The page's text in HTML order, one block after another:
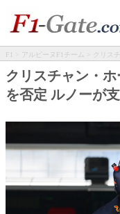
F1 > アルピーヌF1チーム
> クリス
維持を明言
クリスチャン・
を否定 ルノーが